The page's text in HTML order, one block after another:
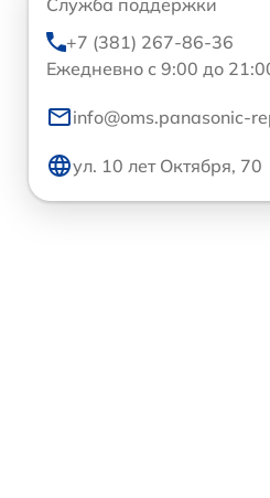
Служба поддержки
+7 (381) 267-86-36
Ежедневно с 9:00 до
info@oms.panasonic-
ул. 10 лет Октября, 70